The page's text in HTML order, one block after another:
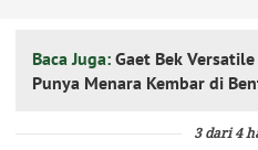
Baca Juga: Gaet Bek
Punya Menara Kembar di
3 dari 4